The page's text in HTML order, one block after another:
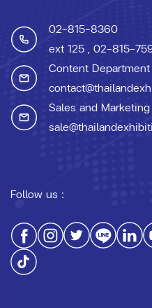
02-815-8360
ext 125 , 02-815-
Content Department
Sales and
Follow us :